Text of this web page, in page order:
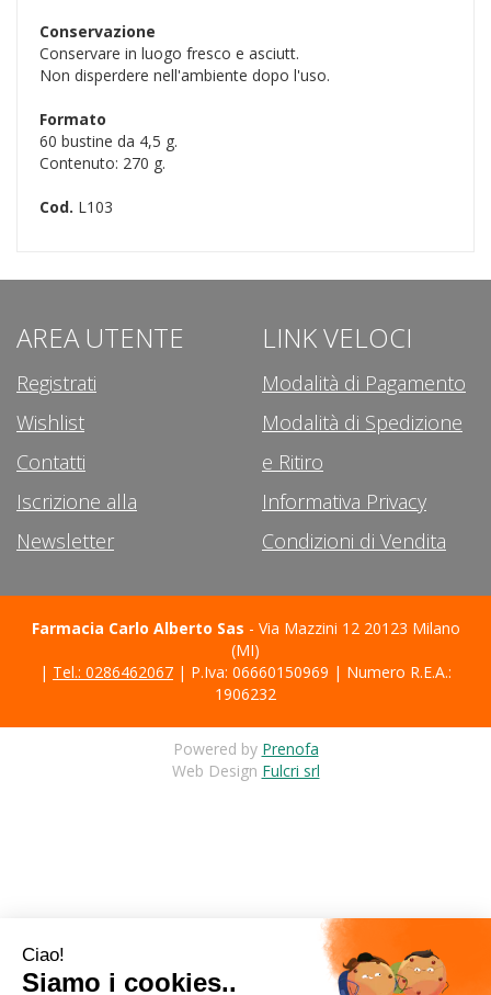
Conservazione
Conservare in luogo fresco e asciutt.
Non disperdere nell'ambiente dopo l'uso.
Formato
60 bustine da 4,5 g.
Contenuto: 270 g.
Cod. L103
AREA UTENTE
Registrati
Wishlist
Contatti
Iscrizione alla
Newsletter
LINK VELOCI
Modalità di Pagamento
Modalità di Spedizione
e Ritiro
Informativa Privacy
Condizioni di Vendita
Farmacia Carlo Alberto Sas - Via Mazzini 12 20123 Milano
(MI)
| Tel.: 0286462067 | P.Iva: 06660150969 | Numero R.E.A.:
1906232
Powered by Prenofa
Web Design Fulcri srl